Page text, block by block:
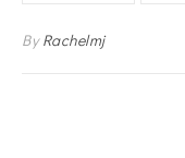
ByRachelmj